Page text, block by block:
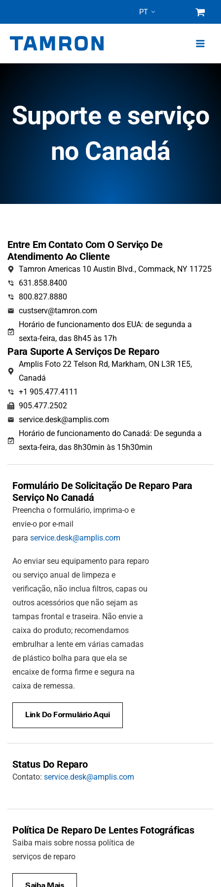
conteúdo
PT
Suporte e serviço
no Canadá
Entre Em Contato Com O Serviço De
Atendimento Ao Cliente
Tamron Americas 10 Austin Blvd., Commack, NY 11725
631.858.8400
800.827.8880
custserv@tamron.com
Horário de funcionamento dos EUA: de segunda a
sexta-feira, das 8h45 às 17h
Para Suporte A Serviços De Reparo
Amplis Foto 22 Telson Rd, Markham, ON L3R 1E5,
Canadá
+1 905.477.4111
905.477.2502
service.desk@amplis.com
Horário de funcionamento do Canadá: De segunda a
sexta-feira, das 8h30min às 15h30min
Formulário De Solicitação De Reparo Para
Serviço No Canadá
Preencha o formulário, imprima-o e
envie-o por e-mail
para service.desk@amplis.com
Ao enviar seu equipamento para reparo
ou serviço anual de limpeza e
verificação, não inclua filtros, capas ou
outros acessórios que não sejam as
tampas frontal e traseira. Não envie a
caixa do produto; recomendamos
embrulhar a lente em várias camadas
de plástico bolha para que ela se
encaixe de forma firme e segura na
caixa de remessa.
Link Do Formulário Aqui
Status Do Reparo
Contato: service.desk@amplis.com
Política De Reparo De Lentes Fotográficas
Saiba mais sobre nossa política de
serviços de reparo